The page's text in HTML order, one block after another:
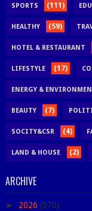
SPORTS (111)
HEALTHY (59)
HOTEL & RESTAURANT
LIFESTYLE (17)
ENERGY &
BEAUTY (7)
SOCITY&CSR (4)
LAND & HOUSE (2)
ARCHIVE
► 2026 (570)